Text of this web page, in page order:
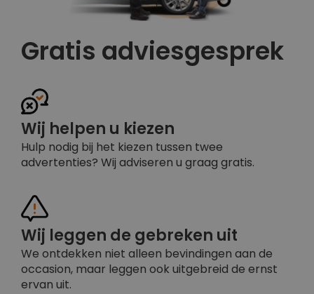
Gratis adviesgesprek
Wij helpen u kiezen
Hulp nodig bij het kiezen tussen twee
advertenties? Wij adviseren u graag gratis.
Wij leggen de gebreken uit
We ontdekken niet alleen bevindingen aan de
occasion, maar leggen ook uitgebreid de ernst
ervan uit.